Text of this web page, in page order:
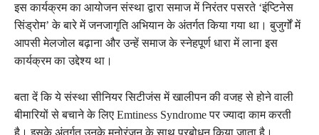
इस कार्यक्रम का आयोजन संस्था द्वारा समाज में निरंतर पसरते ‘इंप्टिनेस
सिंड्रोम’ के बारे में जनजागृति अभियान के अंतर्गत किया गया था। बुजुर्गों में
आपसी मेलजोल बढ़ाना और उन्हें समाज के स्नेहपूर्ण धारा में लाना इस
कार्यक्रम का उद्देश्य था।
बता दें कि ये संस्था सीनियर सिटीजंस में खालीपन की वजह से होने वाली
बीमारियों से बचाने के लिए Emtiness Syndrome पर ज्यादा काम करती
है। इसके अंतर्गत उनके मनोरंजन के साथ प्रबोधन किया जाता है।